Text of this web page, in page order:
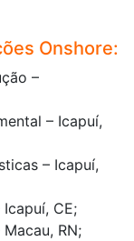
Onshore:
–
– Icapuí,
– Icapuí,
CE;
RN;